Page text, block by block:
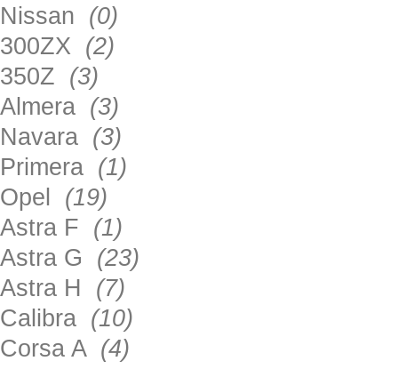
Nissan (0)
300ZX (2)
350Z (3)
Almera (3)
Navara (3)
Primera (1)
Opel (19)
Astra F (1)
Astra G (23)
Astra H (7)
Calibra (10)
Corsa A (4)